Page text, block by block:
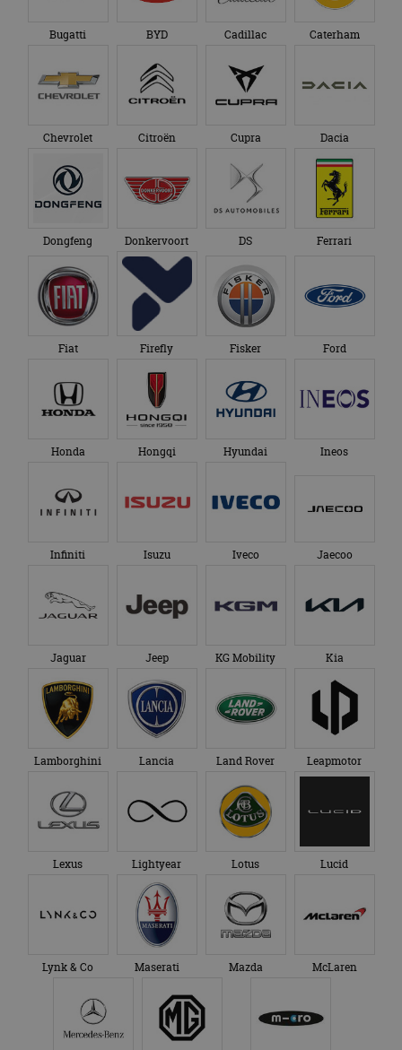
Bugatti BYD Cadillac Caterham
Chevrolet Citroën Cupra Dacia
Dongfeng Donkervoort DS Ferrari
Fiat Firefly Fisker Ford
Honda Hongqi Hyundai Ineos
Infiniti Isuzu Iveco Jaecoo
Jaguar Jeep KG Mobility Kia
Lamborghini Lancia Land Rover Leapmotor
Lexus Lightyear Lotus Lucid
Lynk & Co Maserati Mazda McLaren
te behouden.